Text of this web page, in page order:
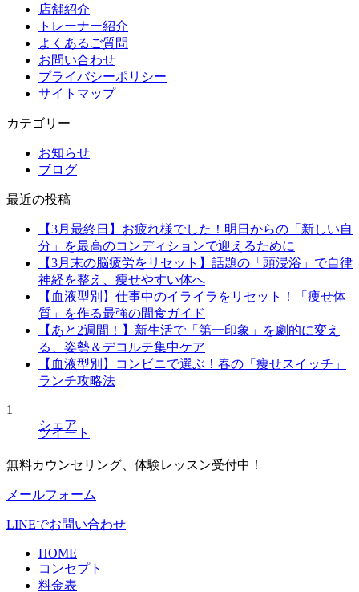
店舗紹介
トレーナー紹介
よくあるご質問
お問い合わせ
プライバシーポリシー
サイトマップ
カテゴリー
お知らせ
ブログ
最近の投稿
【3月最終日】お疲れ様でした！明日からの「新しい自
分」を最高のコンディションで迎えるために
【3月末の脳疲労をリセット】話題の「頭浸浴」で自律
神経を整え、痩せやすい体へ
【血液型別】仕事中のイライラをリセット！「痩せ体
質」を作る最強の間食ガイド
【あと2週間！】新生活で「第一印象」を劇的に変え
る、姿勢＆デコルテ集中ケア
【血液型別】コンビニで選ぶ！春の「痩せスイッチ」
ランチ攻略法
1
シェア
ツイート
無料カウンセリング、体験レッスン受付中！
メールフォーム
LINEでお問い合わせ
HOME
コンセプト
料金表